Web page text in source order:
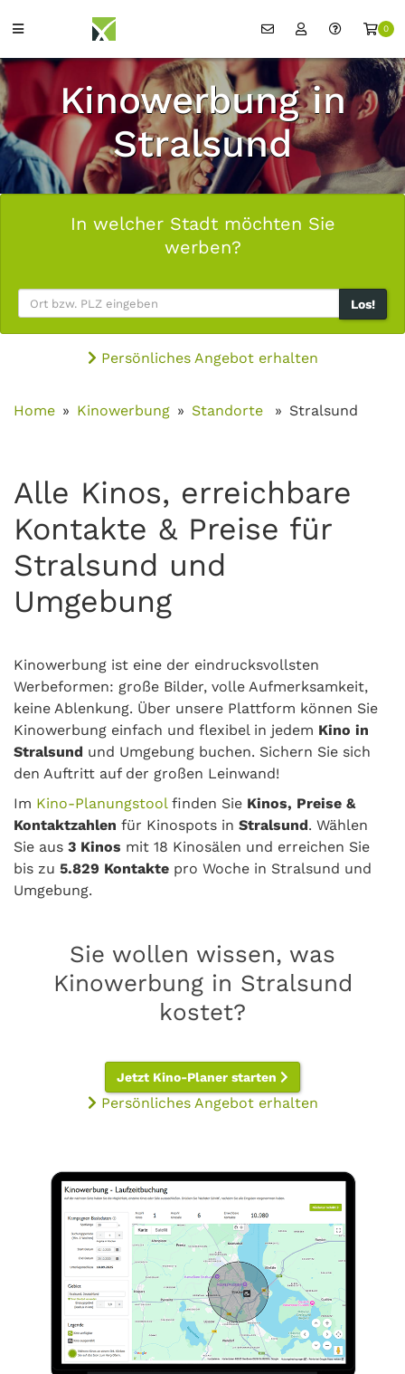
0
Kinowerbung in
Stralsund
In welcher Stadt möchten Sie
werben?
Los!
Persönliches Angebot erhalten
Home Kinowerbung Standorte Stralsund
Alle Kinos, erreichbare
Kontakte & Preise für
Stralsund und
Umgebung
Kinowerbung ist eine der eindrucksvollsten
Werbeformen: große Bilder, volle Aufmerksamkeit,
keine Ablenkung. Über unsere Plattform können Sie
Kinowerbung einfach und flexibel in jedem Kino in
Stralsund und Umgebung buchen. Sichern Sie sich
den Auftritt auf der großen Leinwand!
Im Kino-Planungstoolfinden Sie Kinos, Preise &
Kontaktzahlen für Kinospots in Stralsund. Wählen
Sie aus 3 Kinos mit 18 Kinosälen und erreichen Sie
bis zu 5.829 Kontakte pro Woche in Stralsund und
Umgebung.
Sie wollen wissen, was
Kinowerbung in Stralsund
kostet?
Jetzt Kino-Planer starten
Persönliches Angebot erhalten